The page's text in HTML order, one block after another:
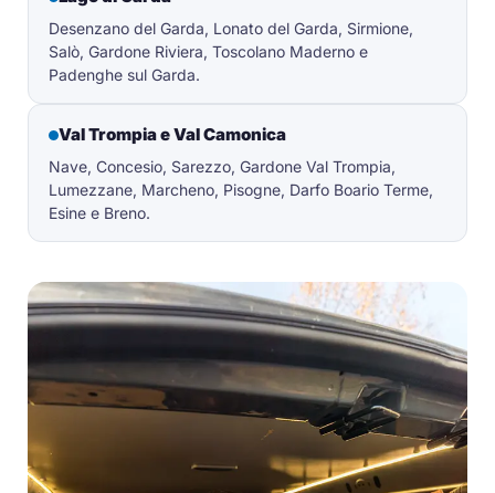
Desenzano del Garda, Lonato del Garda, Sirmione,
Salò, Gardone Riviera, Toscolano Maderno e
Padenghe sul Garda.
Val Trompia e Val Camonica
Nave, Concesio, Sarezzo, Gardone Val Trompia,
Lumezzane, Marcheno, Pisogne, Darfo Boario Terme,
Esine e Breno.